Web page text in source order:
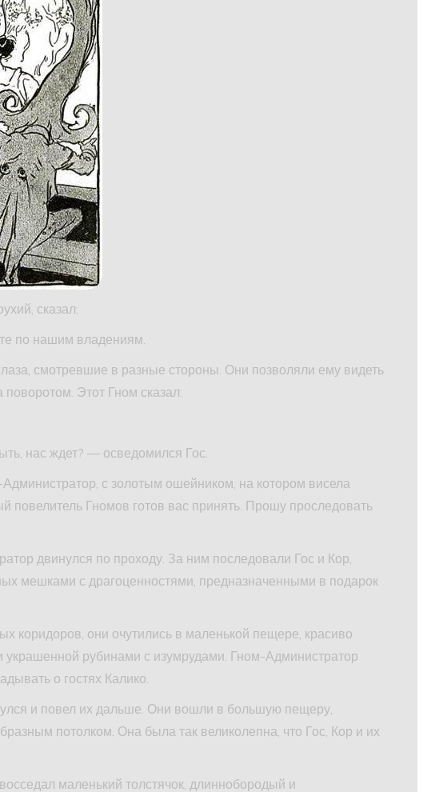
сказал:
по нашим владениям.
смотревшие в разные стороны. Они позволяли ему видеть
поворотом. Этот Гном сказал:
нас ждет? — осведомился Гос.
с золотым ошейником, на котором висела
повелитель Гномов готов вас принять. Прошу проследовать
двинулся по проходу. За ним последовали Гос и Кор,
мешками с драгоценностями, предназначенными в подарок
коридоров, они очутились в маленькой пещере, красиво
украшенной рубинами с изумрудами. Гном-Администратор
о гостях Калико.
и повел их дальше. Они вошли в большую пещеру,
потолком. Она была так великолепна, что Гос, Кор и их
маленький толстячок, длиннобородый и